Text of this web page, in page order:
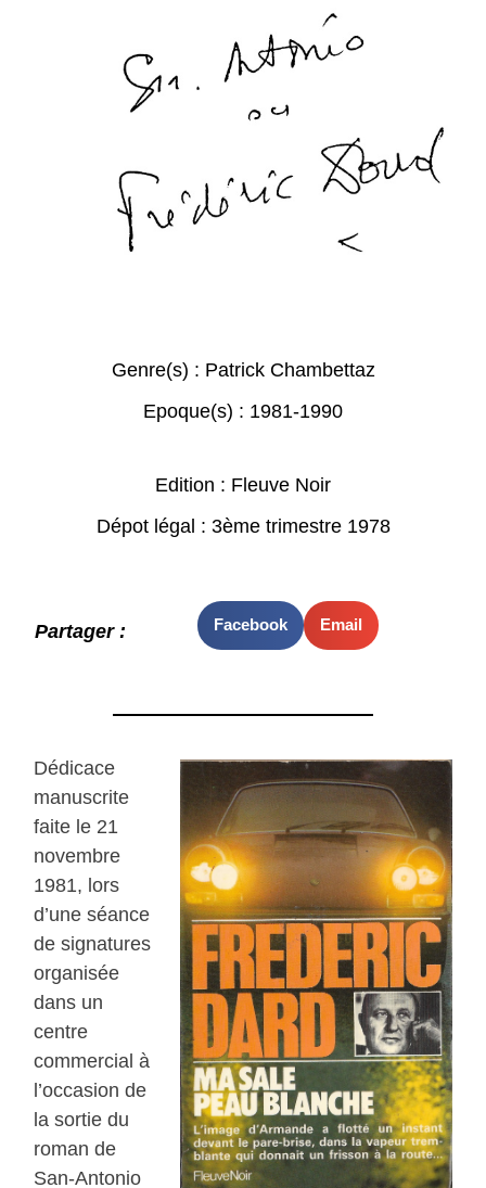
Genre(s) : Patrick Chambettaz
Epoque(s) : 1981-1990
Edition : Fleuve Noir
Dépot légal : 3ème trimestre 1978
Partager : Facebook Email
Dédicace
manuscrite
faite le 21
novembre
1981, lors
d’une séance
de signatures
organisée
dans un
centre
commercial à
l’occasion de
la sortie du
roman de
San-Antonio